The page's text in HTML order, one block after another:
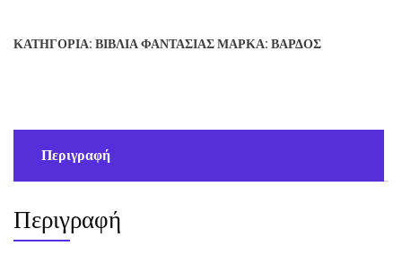
-
ΚΑΤΗΓΟΡΊΑ: ΒΙΒΛΊΑ ΦΑΝΤΑΣΊΑΣΜΆΡΚΑ: ΒΆΡΔΟΣ
Περιγραφή
Περιγραφή